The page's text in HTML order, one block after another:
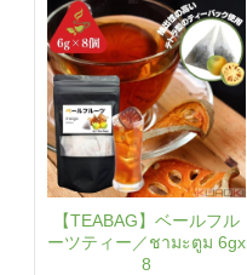
【TEABAG】ベールフル
ーツティー／ชามะตูม 6gx
8